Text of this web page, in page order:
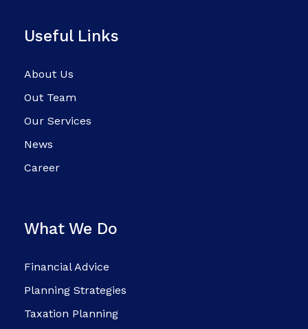
Useful Links
About Us
Out Team
Our Services
News
Career
What We Do
Financial Advice
Planning Strategies
Taxation Planning